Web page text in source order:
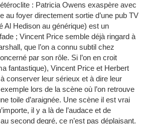
: Patricia Owens exaspère avec
au foyer directement sortie d’une pub TV
Al Hedison au générique) est un
; Vincent Price semble déjà ringard à
que l’on a connu subtil chez
par son rôle. Si l’on en croit
fantastique), Vincent Price et Herbert
conserver leur sérieux et à dire leur
lors de la scène où l’on retrouve
toile d’araignée. Une scène il est vrai
il y a là de l’audace et de
second degré, ce n’est pas déplaisant.